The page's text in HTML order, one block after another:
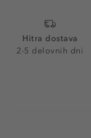
Hitra dostava
2-5 delovnih dni